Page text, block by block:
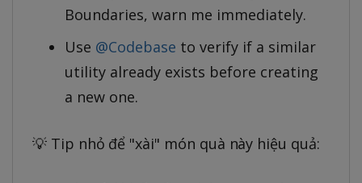
Boundaries, warn me immediately.
Use @Codebase to verify if a similar
utility already exists before creating
a new one.
💡 Tip nhỏ để "xài" món quà này hiệu quả: